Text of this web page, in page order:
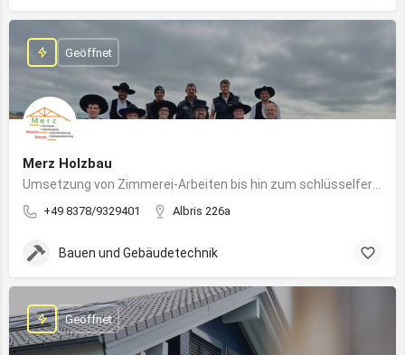
Merz Holzbau
+49 8378/9329401 Albris 226a
Geöffnet
Bauen und Gebäudetechnik
Geöffnet